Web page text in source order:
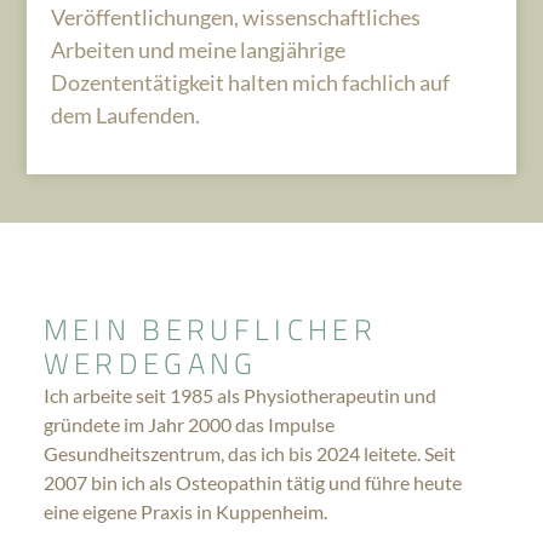
Veröffentlichungen, wissenschaftliches
Arbeiten und meine langjährige
Dozententätigkeit halten mich fachlich auf
dem Laufenden.
MEIN BERUFLICHER
WERDEGANG
Ich arbeite seit 1985 als Physiotherapeutin und
gründete im Jahr 2000 das Impulse
Gesundheitszentrum, das ich bis 2024 leitete. Seit
2007 bin ich als Osteopathin tätig und führe heute
eine eigene Praxis in Kuppenheim.